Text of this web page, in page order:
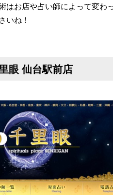
はお店や占い師によって変
いね！
眼 仙台駅前店